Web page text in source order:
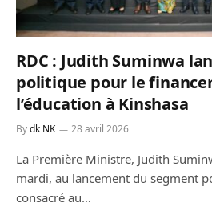
RDC : Judith Suminwa
politique pour le
l’éducation à Kinshasa
Bydk NK 28 avril 2026
La Première Ministre, Judith
mardi, au lancement du segment
consacré au…